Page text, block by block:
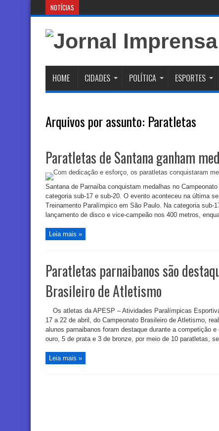
NOTÍCIAS
HOME CIDADES POLÍTICA ESPORTES
Arquivos por assunto: Paratletas
Paratletas de Santana ganham
Santana de Parnaíba conquistam medalhas no
categoria sub-17 e sub-20. O evento aconteceu na última
Treinamento Paralímpico em São Paulo. Na categoria sub-
lançamento de disco e vice-campeão nos 400 metros,
Leia mais »
Paratletas parnaibanos são
Brasileiro de Atletismo
Os atletas da APESP – Atividades Paralímpicas
17 a 22 de abril, do Campeonato Brasileiro de Atletismo,
alunos parnaibanos foram destaque durante a competição
ouro, 5 de prata e 3 de bronze, por meio de 10 paratletas,
Leia mais »